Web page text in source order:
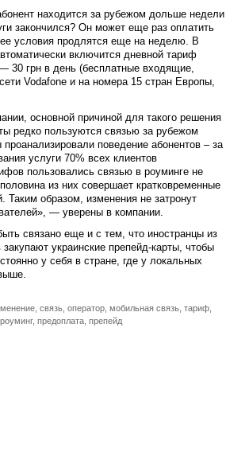
находится за рубежом дольше недели
закончился? Он может еще раз оплатить
ее условия продлятся еще на неделю. В
включится дневной тариф
30 грн в день (бесплатные входящие,
Vodafone и на номера 15 стран Европы,
основной причиной для такого решения
редко пользуются связью за рубежом
поведение абонентов – за
услуги 70% всех клиентов
пользовались связью в роуминге не
из них совершает кратковременные
Таким образом, изменения не затронут
— уверены в компании.
связано еще и с тем, что иностранцы из
закупают украинские препейд-карты, чтобы
у себя в стране, где у локальных
связь, оператор, мобильная связь, тариф,
предоплата, препейд